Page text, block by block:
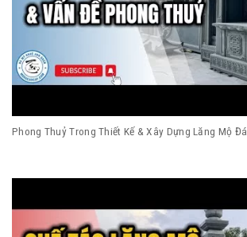
Phong Thuỷ Trong Thiết Kế & Xây Dựng Lăng Mộ Đá